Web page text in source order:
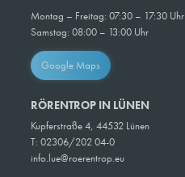
Montag – Freitag: 07:30 – 17:30 Uhr
Samstag: 08:00 – 13:00 Uhr
Google Maps
RÖRENTROP IN LÜNEN
Kupferstraße 4, 44532 Lünen
T: 02306/202 04-0
info.lue@roerentrop.eu